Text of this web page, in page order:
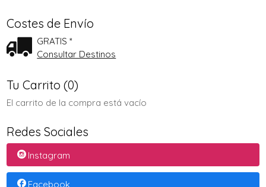
Costes de Envío
GRATIS *
Consultar Destinos
Tu Carrito (0)
El carrito de la compra está vacío
Redes Sociales
Instagram
Facebook